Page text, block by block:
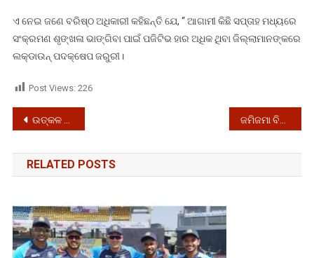
ଏ ନେଇ ଜଣେ ବରିଷ୍ଠ ଅଧିକାରୀ କହିଛନ୍ତି ଯେ, “ ଆଗାମୀ କିଛି ସପ୍ତାହ ମଧ୍ୟରେ
ସଂକ୍ରମଣ ଶୃଙ୍ଖଳା ଭାଙ୍ଗିବା ପାଇଁ ପଜିଟିଭ ହାର ଅଧିକ ଥିବା ଜିଲ୍ଲାମାନଙ୍କରେ
ଲକ୍‌ଡାଉନ୍‌ ପଦକ୍ଷେପ ଜରୁରୀ।
Post Views: 226
Post
navigation
ଉତ୍କଳ ବିଶ୍ୱବିଦ୍ୟାଳୟର ଏମ୍‌ବିବିଏସ୍‌ ପରୀକ୍ଷା ସ୍ଥଗିତ
RELATED POSTS